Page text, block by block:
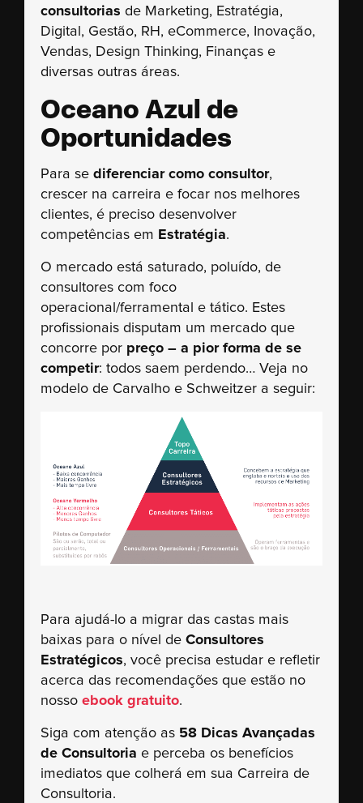
consultorias de Marketing, Estratégia,
Digital, Gestão, RH, eCommerce, Inovação,
Vendas, Design Thinking, Finanças e
diversas outras áreas.
Oceano Azul de
Oportunidades
Para se diferenciar como consultor,
crescer na carreira e focar nos melhores
clientes, é preciso desenvolver
competências em Estratégia.
O mercado está saturado, poluído, de
consultores com foco
operacional/ferramental e tático. Estes
profissionais disputam um mercado que
concorre por preço – a pior forma de se
competir: todos saem perdendo… Veja no
modelo de Carvalho e Schweitzer a seguir:
Para ajudá-lo a migrar das castas mais
baixas para o nível de Consultores
Estratégicos, você precisa estudar e refletir
acerca das recomendações que estão no
nosso ebook gratuito.
Siga com atenção as 58 Dicas Avançadas
de Consultoria e perceba os benefícios
imediatos que colherá em sua Carreira de
Consultoria.